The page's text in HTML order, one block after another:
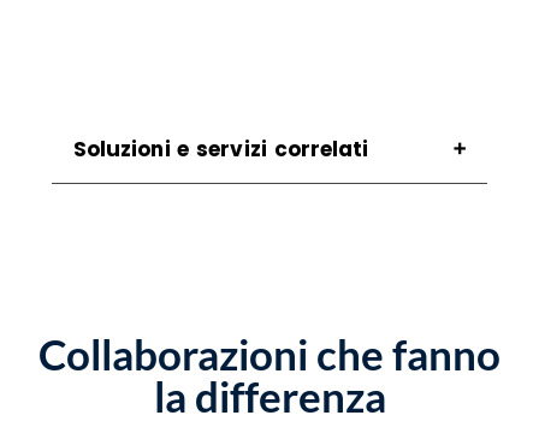
Soluzioni e servizi correlati
Vendita Stampanti Alife
Vendita Stampanti Termiche Alife
Collaborazioni che fanno
la differenza